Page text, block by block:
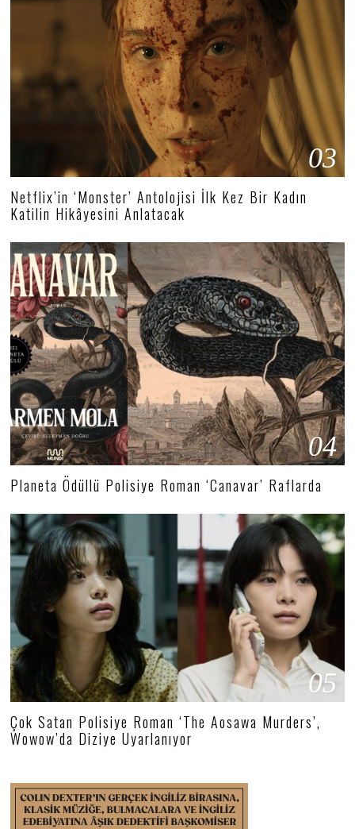
03
Netflix’in ‘Monster’ Antolojisi İlk Kez Bir Kadın
Katilin Hikâyesini Anlatacak
04
Planeta Ödüllü Polisiye Roman ‘Canavar’ Raflarda
05
Çok Satan Polisiye Roman ‘The Aosawa Murders’,
Wowow’da Diziye Uyarlanıyor